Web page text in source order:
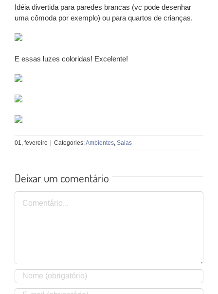
Idéia divertida para paredes brancas (vc pode desenhar
uma cômoda por exemplo) ou para quartos de crianças.
E essas luzes coloridas! Excelente!
01, fevereiro | Categories:Ambientes, Salas
Deixar um comentário
Comentário